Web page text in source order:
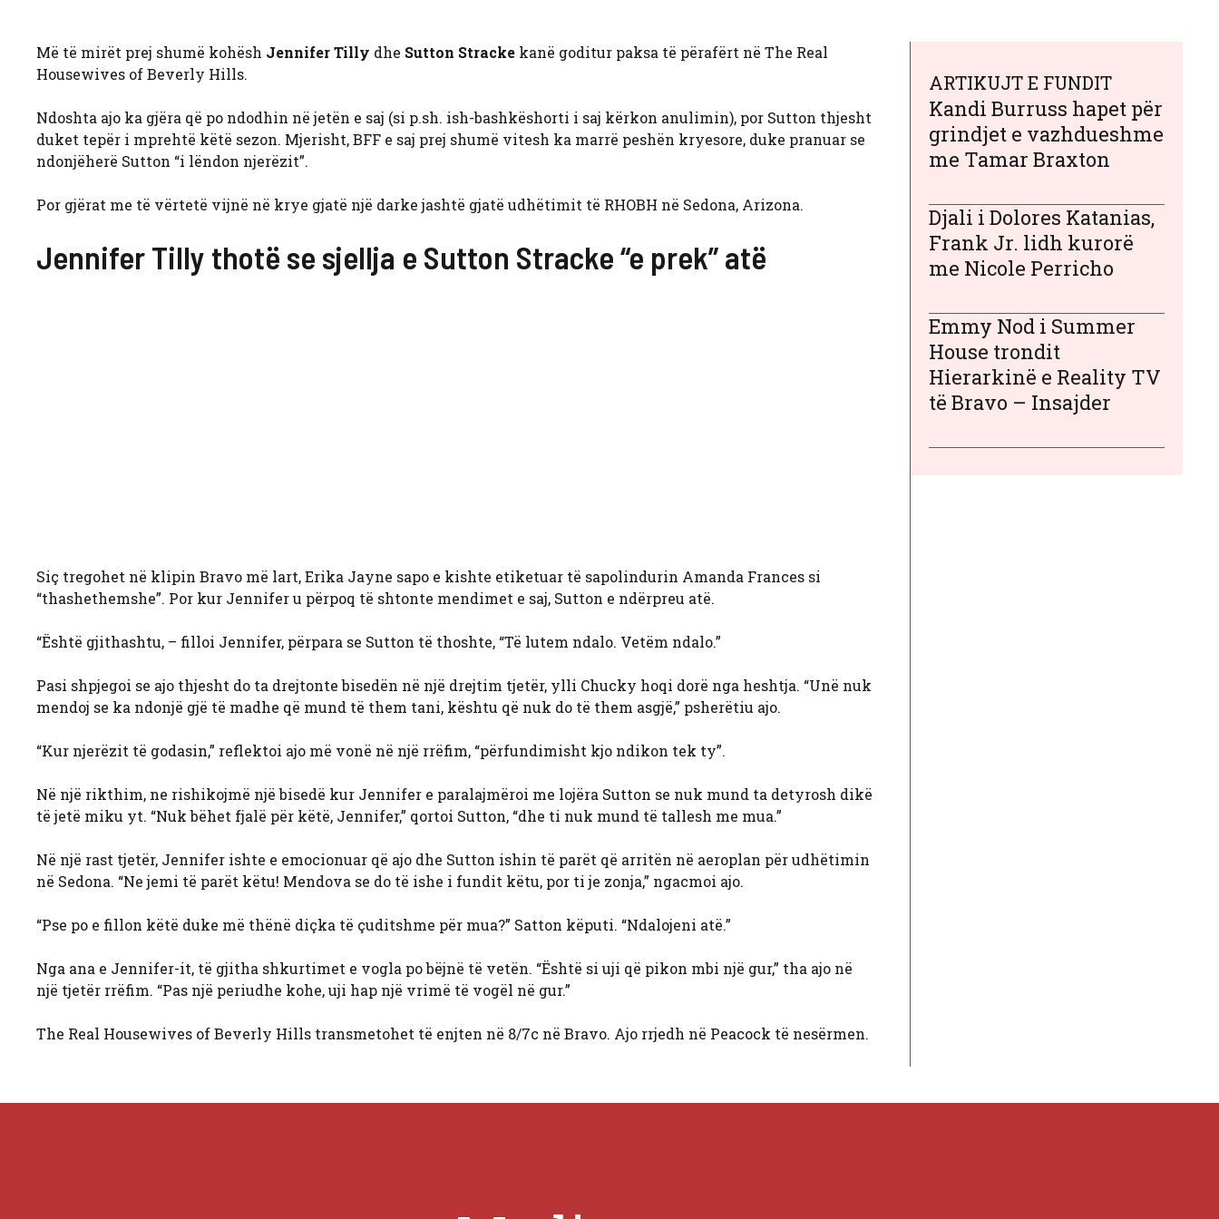
Më të mirët prej shumë kohësh Jennifer Tilly dhe Sutton Stracke kanë goditur paksa të përafërt në The Real
Housewives of Beverly Hills.
Ndoshta ajo ka gjëra që po ndodhin në jetën e saj (si p.sh. ish-bashkëshorti i saj kërkon anulimin), por Sutton thjesht
duket tepër i mprehtë këtë sezon. Mjerisht, BFF e saj prej shumë vitesh ka marrë peshën kryesore, duke pranuar se
ndonjëherë Sutton “i lëndon njerëzit”.
Por gjërat me të vërtetë vijnë në krye gjatë një darke jashtë gjatë udhëtimit të RHOBH në Sedona, Arizona.
Jennifer Tilly thotë se sjellja e Sutton Stracke “e prek” atë
Siç tregohet në klipin Bravo më lart, Erika Jayne sapo e kishte etiketuar të sapolindurin Amanda Frances si
“thashethemshe”. Por kur Jennifer u përpoq të shtonte mendimet e saj, Sutton e ndërpreu atë.
“Është gjithashtu, – filloi Jennifer, përpara se Sutton të thoshte, “Të lutem ndalo. Vetëm ndalo.”
Pasi shpjegoi se ajo thjesht do ta drejtonte bisedën në një drejtim tjetër, ylli Chucky hoqi dorë nga heshtja. “Unë nuk
mendoj se ka ndonjë gjë të madhe që mund të them tani, kështu që nuk do të them asgjë,” psherëtiu ajo.
“Kur njerëzit të godasin,” reflektoi ajo më vonë në një rrëfim, “përfundimisht kjo ndikon tek ty”.
Në një rikthim, ne rishikojmë një bisedë kur Jennifer e paralajmëroi me lojëra Sutton se nuk mund ta detyrosh dikë
të jetë miku yt. “Nuk bëhet fjalë për këtë, Jennifer,” qortoi Sutton, “dhe ti nuk mund të tallesh me mua.”
Në një rast tjetër, Jennifer ishte e emocionuar që ajo dhe Sutton ishin të parët që arritën në aeroplan për udhëtimin
në Sedona. “Ne jemi të parët këtu! Mendova se do të ishe i fundit këtu, por ti je zonja,” ngacmoi ajo.
“Pse po e fillon këtë duke më thënë diçka të çuditshme për mua?” Satton këputi. “Ndalojeni atë.”
Nga ana e Jennifer-it, të gjitha shkurtimet e vogla po bëjnë të vetën. “Është si uji që pikon mbi një gur,” tha ajo në
një tjetër rrëfim. “Pas një periudhe kohe, uji hap një vrimë të vogël në gur.”
The Real Housewives of Beverly Hills transmetohet të enjten në 8/7c në Bravo. Ajo rrjedh në Peacock të nesërmen.
ARTIKUJT E FUNDIT
Kandi Burruss hapet për
grindjet e vazhdueshme
me Tamar Braxton
Djali i Dolores Katanias,
Frank Jr. lidh kurorë
me Nicole Perricho
Emmy Nod i Summer
House trondit
Hierarkinë e Reality TV
të Bravo – Insajder